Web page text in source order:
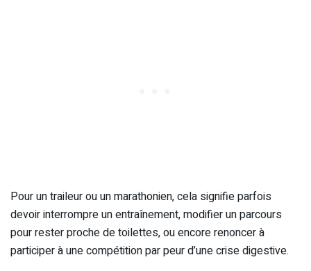
Pour un traileur ou un marathonien, cela signifie parfois
devoir interrompre un entraînement, modifier un parcours
pour rester proche de toilettes, ou encore renoncer à
participer à une compétition par peur d’une crise digestive.